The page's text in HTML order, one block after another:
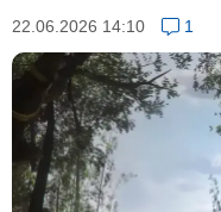
22.06.2026 14:10 1